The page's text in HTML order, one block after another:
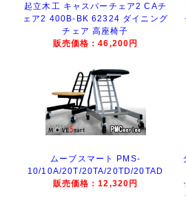
起立木工 キャスパーチェア2 CAチ
ェア2 400B-BK 62324 ダイニング
チェア 高座椅子
販売価格：46,200円
ムーブスマート PMS-
10/10A/20T/20TA/20TD/20TAD
販売価格：12,320円